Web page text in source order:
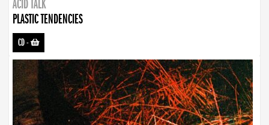
ACID TALK
PLASTIC TENDENCIES
CD-